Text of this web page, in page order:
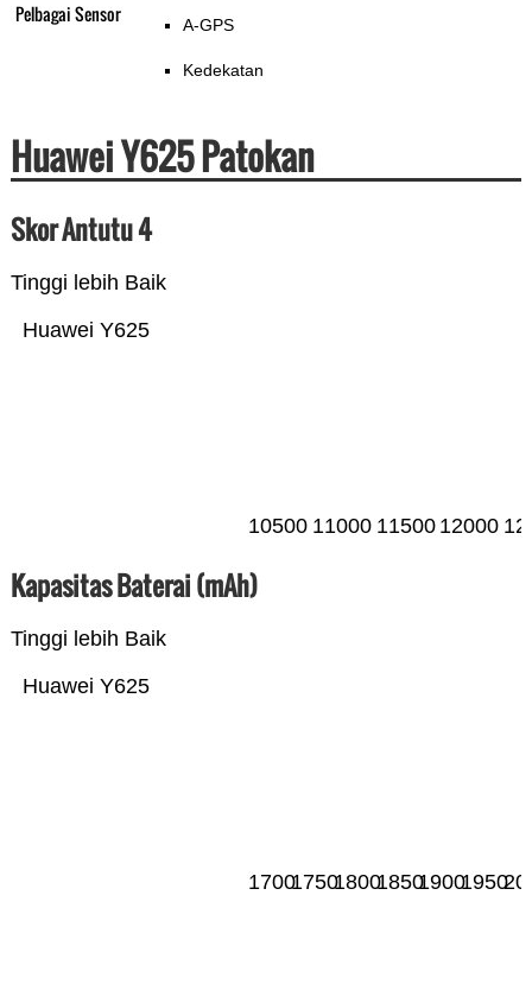
Pelbagai Sensor A-GPS
Kedekatan
Huawei Y625 Patokan
Skor Antutu 4
Tinggi lebih Baik
Huawei Y625
10500 11000 11500 12000
Kapasitas Baterai (mAh)
Tinggi lebih Baik
Huawei Y625
170017501800185019001950